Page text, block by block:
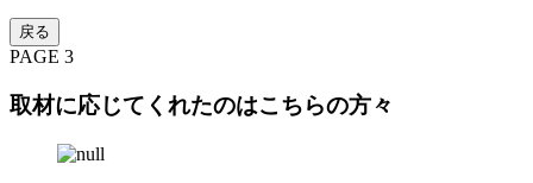
戻る
PAGE 3
取材に応じてくれたのはこちらの方々